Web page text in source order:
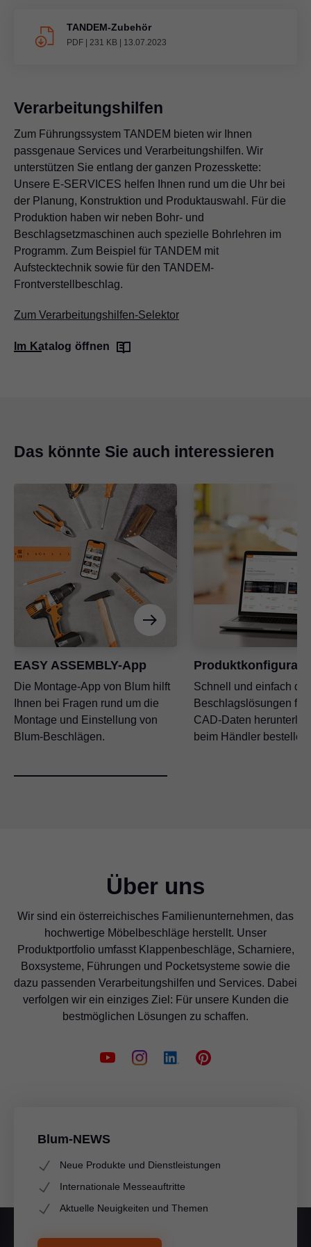
TANDEM-Zubehör
PDF | 231 KB | 13.07.2023
Verarbeitungshilfen
Zum Führungssystem TANDEM bieten wir Ihnen
passgenaue Services und Verarbeitungshilfen. Wir
unterstützen Sie entlang der ganzen Prozesskette:
Unsere E-SERVICES helfen Ihnen rund um die Uhr bei
der Planung, Konstruktion und Produktauswahl. Für die
Produktion haben wir neben Bohr- und
Beschlagsetzmaschinen auch spezielle Bohrlehren im
Programm. Zum Beispiel für TANDEM mit
Aufstecktechnik sowie für den TANDEM-
Frontverstellbeschlag.
Zum Verarbeitungshilfen-Selektor
Im Katalog öffnen
Das könnte Sie auch interessieren
EASY ASSEMBLY-App
Die Montage-App von Blum hilft
Ihnen bei Fragen rund um die
Montage und Einstellung von
Blum-Beschlägen.
Schnell und einfach
Beschlagslösungen
CAD-Daten
beim Händler bestellen.
Über uns
Wir sind ein österreichisches Familienunternehmen, das
hochwertige Möbelbeschläge herstellt. Unser
Produktportfolio umfasst Klappenbeschläge, Scharniere,
Boxsysteme, Führungen und Pocketsysteme sowie die
dazu passenden Verarbeitungshilfen und Services. Dabei
verfolgen wir ein einziges Ziel: Für unsere Kunden die
bestmöglichen Lösungen zu schaffen.
Blum-NEWS
Neue Produkte und Dienstleistungen
Internationale Messeauftritte
Aktuelle Neuigkeiten und Themen